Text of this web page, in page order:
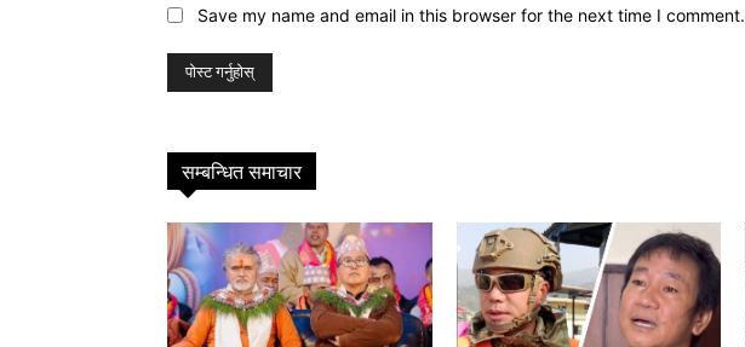
Save my name and email in this browser for the next time I comment.
सम्बन्धित समाचार